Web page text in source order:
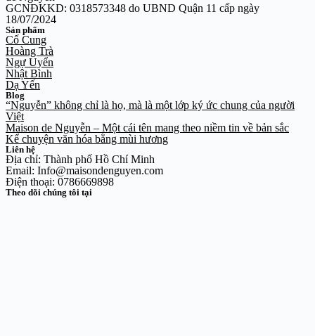
GCNĐKKD: 0318573348 do UBND Quận 11 cấp ngày
18/07/2024
Sản phẩm
Cố Cung
Hoàng Trà
Ngự Uyển
Nhật Bình
Dạ Yến
Blog
“Nguyễn” không chỉ là họ, mà là một lớp ký ức chung của người
Việt
Maison de Nguyễn – Một cái tên mang theo niềm tin về bản sắc
Kể chuyện văn hóa bằng mùi hương
Liên hệ
Địa chỉ: Thành phố Hồ Chí Minh
Email: Info@maisondenguyen.com
Điện thoại: 0786669898
Theo dõi chúng tôi tại